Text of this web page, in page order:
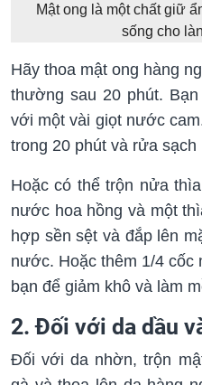
Mật ong là một chất giữ
sống cho
Hãy thoa mật ong hàng
thường sau 20 phút.
với một vài giọt nước
trong 20 phút và rửa
Hoặc có thể trộn nửa
nước hoa hồng và một
hợp sền sệt và đắp lên
nước. Hoặc thêm 1/4 cốc
bạn để giảm khô và làm
2. Đối với da dầu
Đối với da nhờn, trộn